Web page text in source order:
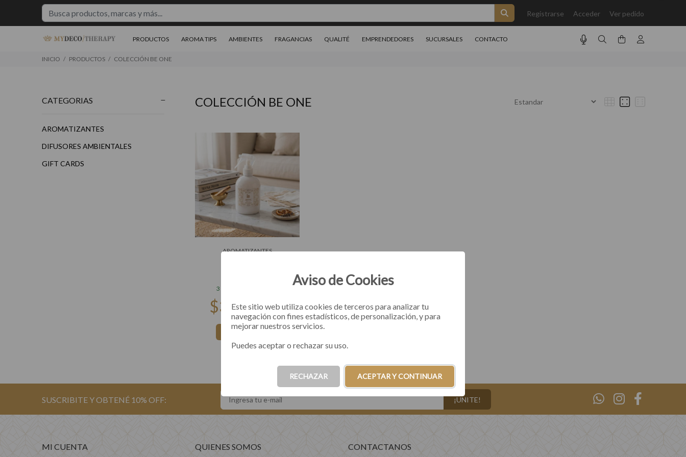
Registrarse Acceder Ver pedido
PRODUCTOS AROMA TIPS AMBIENTES FRAGANCIAS QUALITÉ EMPRENDEDORES SUCURSALES CONTACTO
INICIO PRODUCTOS COLECCIÓN BE ONE
CATEGORIAS
AROMATIZANTES
DIFUSORES AMBIENTALES
GIFT CARDS
COLECCIÓN BE ONE
AROMATIZANTES
3 cuotas de $10.283
COMPRAR
¡UNITE!
MI CUENTA QUIENES SOMOS CONTACTANOS
Aviso de Cookies
Este sitio web utiliza cookies de terceros para analizar tu
navegación con fines estadísticos, de personalización, y para
mejorar nuestros servicios.
Puedes aceptar o rechazar su uso.
RECHAZAR ACEPTAR Y CONTINUAR